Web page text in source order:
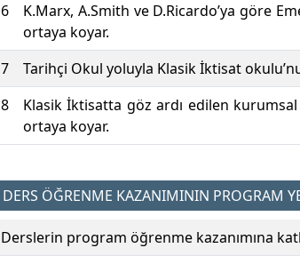
6
K.Marx, A.Smith ve D.Ricardo’ya göre
ortaya koyar.
7
Tarihçi Okul yoluyla Klasik İktisat
8
Klasik İktisatta göz ardı edilen
ortaya koyar.
DERS ÖĞRENME KAZANIMININ PROGRAM
Derslerin program öğrenme kazanımına